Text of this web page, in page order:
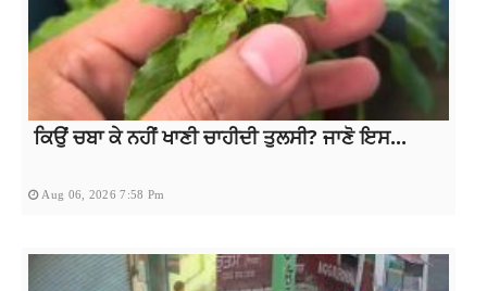
ਕਿਉਂ ਚਬਾ ਕੇ ਨਹੀਂ ਖਾਣੀ ਚਾਹੀਦੀ ਤੁਲਸੀ? ਜਾਣੋ ਇਸ...
Aug 06, 2026 7:58 Pm